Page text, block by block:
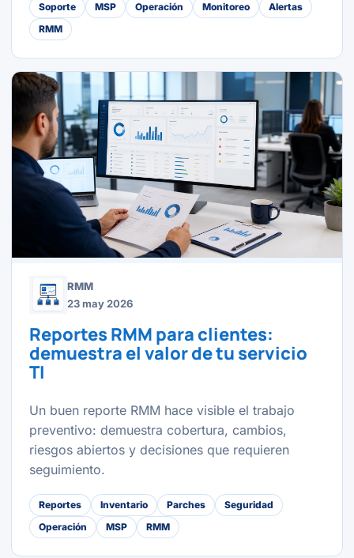
Soporte MSP Operación Monitoreo
Alertas
RMM
RMM
23 may 2026
Reportes RMM para clientes:
demuestra el valor de tu servicio
TI
Un buen reporte RMM hace visible el trabajo
preventivo: demuestra cobertura, cambios,
riesgos abiertos y decisiones que requieren
seguimiento.
Reportes Inventario Parches
Seguridad
Operación
MSP RMM